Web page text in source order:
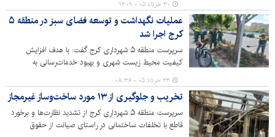
پیگیری ساختاریافته پرونده‌های حقوقی، گامی مؤثر در صیانت
از منابع عمومی بوده است.
۳۰ خرداد ۰۵ - ۱۲:۰۹
عملیات نگهداشت و توسعه فضای سبز در منطقه ۵
کرج اجرا شد
سرپرست منطقه ۵ شهرداری کرج گفت: با هدف افزایش
کیفیت محیط زیست شهری و بهبود خدمات‌رسانی به
شهروندان، عملیات گسترده نگهداشت، توسعه فضای سبز و
بازسازی تجهیزات پارکی در سطح منطقه ۵ اجرایی شد.
۲۳ خرداد ۰۵ - ۰۸:۳۶
تخریب و جلوگیری از ۱۳ مورد ساخت‌وساز غیرمجاز
سرپرست منطقه ۵ شهرداری کرج از تشدید نظارت‌ها و برخورد
قاطع با تخلفات ساختمانی در راستای صیانت از حقوق